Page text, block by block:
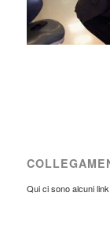
Qui ci sono alcuni